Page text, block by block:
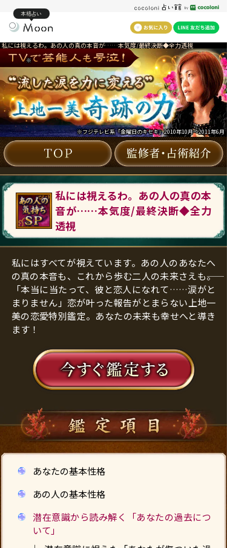
本格占い
私には視えるわ。あの人の真の本音が……本気度/最終決断◆全力透視
※
※フジテレビ系「金曜日のキセキ」2010年10月～2011年6月
私には視えるわ。あの人の真の本
音が……本気度/最終決断◆全力
透視
私にはすべてが視えています。あの人のあなたへ
の真の本音も、これから歩む二人の未来さえも――。
「本当に当たって、彼と恋人になれて……涙がと
まりません」恋が叶った報告がとまらない上地一
美の恋愛特別鑑定。あなたの未来も幸せへと導き
ます！
あなたの基本性格
あの人の基本性格
潜在意識から読み解く「あなたの過去につ
いて」